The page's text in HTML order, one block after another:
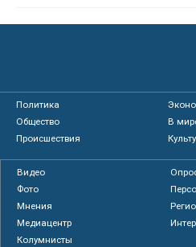
Политика
Общество
В
Происшествия
Видео
Фото
Мнения
Медиацентр
Колумнисты